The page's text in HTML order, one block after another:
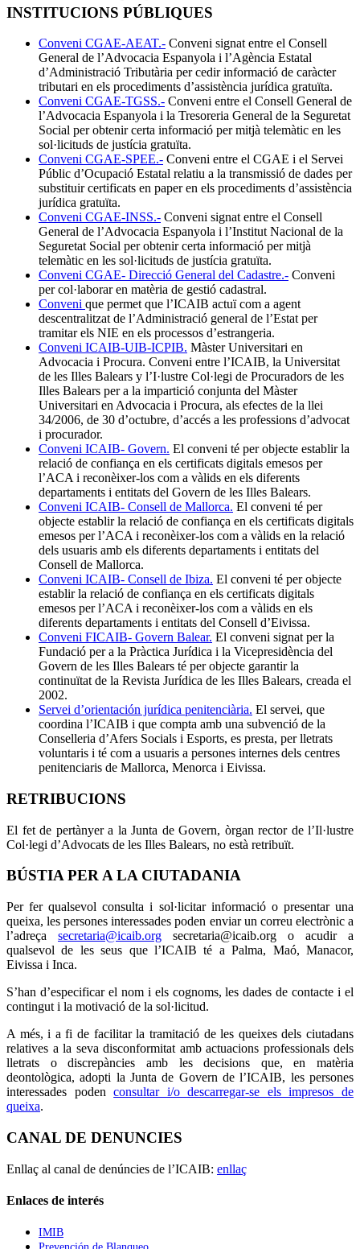
INSTITUCIONS PÚBLIQUES
Conveni CGAE-AEAT.- Conveni signat entre el Consell
General de l’Advocacia Espanyola i l’Agència Estatal
d’Administració Tributària per cedir informació de caràcter
tributari en els procediments d’assistència jurídica gratuïta.
Conveni CGAE-TGSS.- Conveni entre el Consell General de
l’Advocacia Espanyola i la Tresoreria General de la Seguretat
Social per obtenir certa informació per mitjà telemàtic en les
sol·licituds de justícia gratuïta.
Conveni CGAE-SPEE.- Conveni entre el CGAE i el Servei
Públic d’Ocupació Estatal relatiu a la transmissió de dades per
substituir certificats en paper en els procediments d’assistència
jurídica gratuïta.
Conveni CGAE-INSS.- Conveni signat entre el Consell
General de l’Advocacia Espanyola i l’Institut Nacional de la
Seguretat Social per obtenir certa informació per mitjà
telemàtic en les sol·licituds de justícia gratuïta.
Conveni CGAE- Direcció General del Cadastre.- Conveni
per col·laborar en matèria de gestió cadastral.
Conveni que permet que l’ICAIB actuï com a agent
descentralitzat de l’Administració general de l’Estat per
tramitar els NIE en els processos d’estrangeria.
Conveni ICAIB-UIB-ICPIB. Màster Universitari en
Advocacia i Procura. Conveni entre l’ICAIB, la Universitat
de les Illes Balears y l’I·lustre Col·legi de Procuradors de les
Illes Balears per a la impartició conjunta del Màster
Universitari en Advocacia i Procura, als efectes de la llei
34/2006, de 30 d’octubre, d’accés a les professions d’advocat
i procurador.
Conveni ICAIB- Govern. El conveni té per objecte establir la
relació de confiança en els certificats digitals emesos per
l’ACA i reconèixer-los com a vàlids en els diferents
departaments i entitats del Govern de les Illes Balears.
Conveni ICAIB- Consell de Mallorca. El conveni té per
objecte establir la relació de confiança en els certificats digitals
emesos per l’ACA i reconèixer-los com a vàlids en la relació
dels usuaris amb els diferents departaments i entitats del
Consell de Mallorca.
Conveni ICAIB- Consell de Ibiza. El conveni té per objecte
establir la relació de confiança en els certificats digitals
emesos per l’ACA i reconèixer-los com a vàlids en els
diferents departaments i entitats del Consell d’Eivissa.
Conveni FICAIB- Govern Balear. El conveni signat per la
Fundació per a la Pràctica Jurídica i la Vicepresidència del
Govern de les Illes Balears té per objecte garantir la
continuïtat de la Revista Jurídica de les Illes Balears, creada el
2002.
Servei d’orientación jurídica penitenciària. El servei, que
coordina l’ICAIB i que compta amb una subvenció de la
Conselleria d’Afers Socials i Esports, es presta, per lletrats
voluntaris i té com a usuaris a persones internes dels centres
penitenciaris de Mallorca, Menorca i Eivissa.
RETRIBUCIONS
El fet de pertànyer a la Junta de Govern, òrgan rector de l’Il·lustre
Col·legi d’Advocats de les Illes Balears, no està retribuït.
BÚSTIA PER A LA CIUTADANIA
Per fer qualsevol consulta i sol·licitar informació o presentar una
queixa, les persones interessades poden enviar un correu electrònic a
l’adreça secretaria@icaib.org secretaria@icaib.org o acudir a
qualsevol de les seus que l’ICAIB té a Palma, Maó, Manacor,
Eivissa i Inca.
S’han d’especificar el nom i els cognoms, les dades de contacte i el
contingut i la motivació de la sol·licitud.
A més, i a fi de facilitar la tramitació de les queixes dels ciutadans
relatives a la seva disconformitat amb actuacions professionals dels
lletrats o discrepàncies amb les decisions que, en matèria
deontològica, adopti la Junta de Govern de l’ICAIB, les persones
interessades podenconsultar i/o descarregar-se els impresos de
queixa.
CANAL DE DENUNCIES
Enllaç al canal de denúncies de l’ICAIB: enllaç
Enlaces de interés
IMIB